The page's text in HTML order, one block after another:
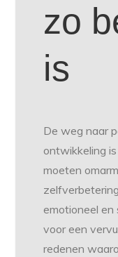
zo
is
De weg naar
ontwikkeling
moeten
emotioneel en
voor een
redenen